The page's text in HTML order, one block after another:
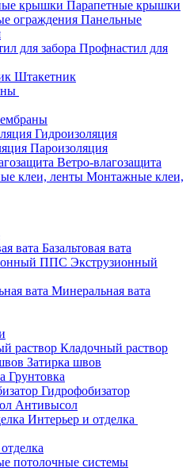
Парапетные крышки
Панельные
Профнастил для
Штакетник
Гидроизоляция
Пароизоляция
Ветро-влагозащита
Монтажные клеи,
Базальтовая вата
Экструзионный
Минеральная вата
Кладочный раствор
Затирка швов
Грунтовка
Гидрофобизатор
Антивысол
Интерьер и отделка